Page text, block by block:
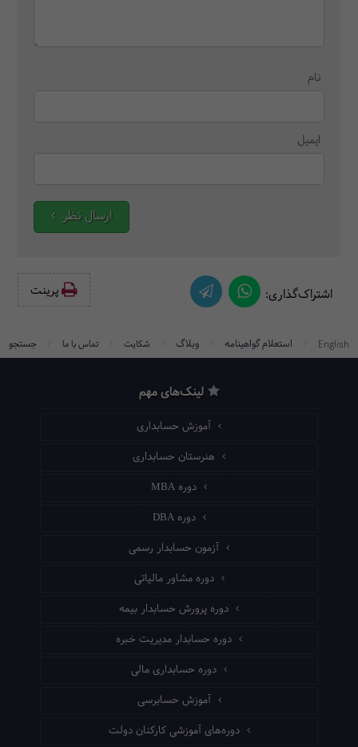
نام
ایمیل
ارسال نظر
اشتراک‌گذاری: پرینت‌
English استعلام گواهینامه وبلاگ شکایت تماس با ما جستجو
لینک‌های مهم
آموزش حسابداری
هنرستان حسابداری
دوره MBA
دوره DBA
آزمون حسابدار رسمی
دوره مشاور مالیاتی
دوره پرورش حسابدار بیمه
دوره حسابدار مدیریت خبره
دوره حسابداری مالی
آموزش حسابرسی
دوره‌های آموزشی کارکنان دولت